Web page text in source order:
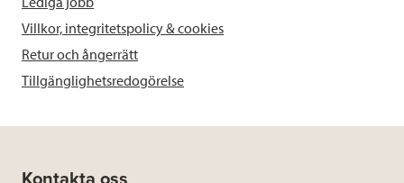
Villkor, integritetspolicy & cookies
Retur och ångerrätt
Tillgänglighetsredogörelse